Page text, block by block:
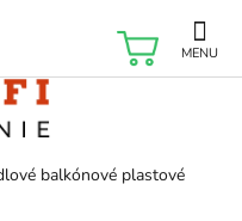
balkónové plastové